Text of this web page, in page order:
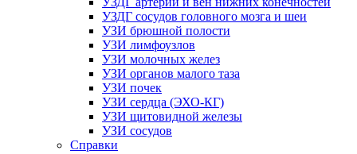
УЗДГ сосудов головного мозга и шеи
УЗИ брюшной полости
УЗИ лимфоузлов
УЗИ молочных желез
УЗИ органов малого таза
УЗИ почек
УЗИ сердца (ЭХО-КГ)
УЗИ щитовидной железы
УЗИ сосудов
Справки